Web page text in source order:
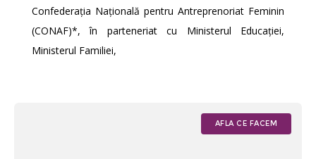
Confederația Națională pentru Antreprenoriat Feminin
(CONAF)*, în parteneriat cu Ministerul Educației,
Ministerul Familiei,
AFLA CE FACEM